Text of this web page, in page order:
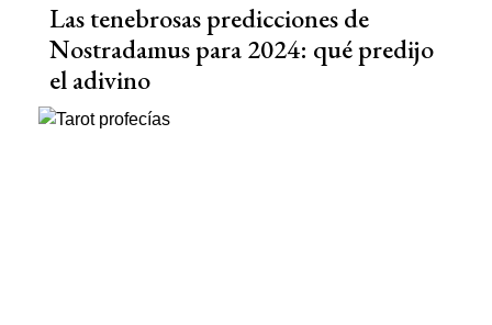
Las tenebrosas predicciones de
Nostradamus para 2024: qué predijo
el adivino